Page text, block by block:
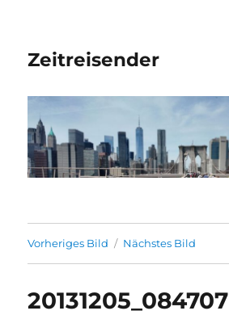
Zeitreisender
Vorheriges Bild Nächstes Bild
20131205_084707